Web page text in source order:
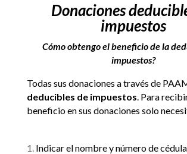
Donaciones
impuestos
Cómo obtengo el beneficio de la
impuestos?
Todas sus donaciones a través de
deducibles de impuestos. Para
beneficio en sus donaciones solo
Indicar el nombre y número de